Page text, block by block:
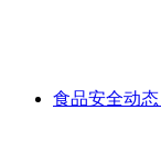
食品安全动态